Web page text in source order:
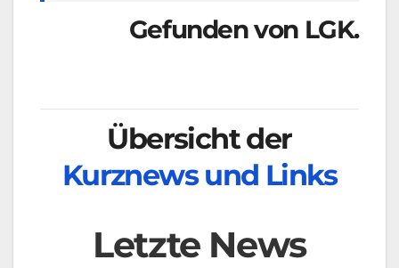
Gefunden von LGK.
Übersicht der
Kurznews und Links
Letzte News